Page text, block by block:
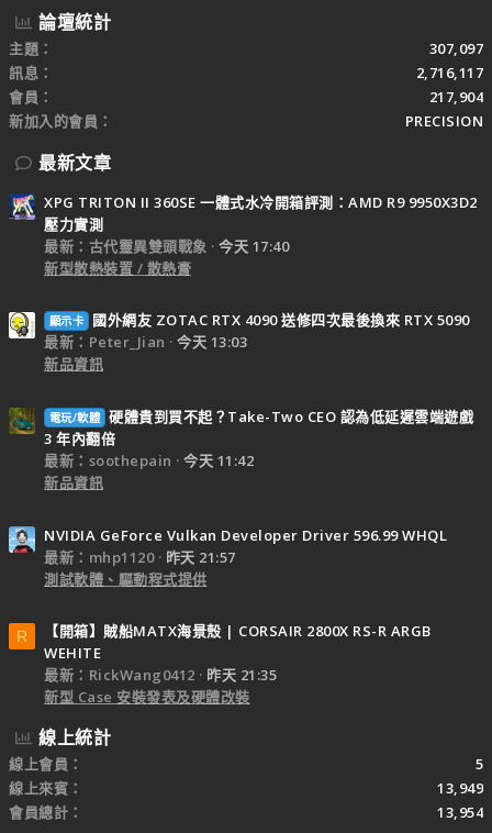
論壇統計
主題
307,097
訊息
2,716,117
會員
217,904
新加入的會員
PRECISION
最新文章
XPG TRITON II 360SE 一體式水冷開箱評測：AMD R9 9950X3D2
壓力實測
最新：古代靈異雙頭戰象
今天 17:40
新型散熱裝置 / 散熱膏
顯示卡
國外網友 ZOTAC RTX 4090 送修四次最後換來 RTX 5090
最新：Peter_Jian
今天 13:03
新品資訊
電玩/軟體 硬體貴到買不起？Take-Two CEO 認為低延遲雲端遊戲
3 年內翻倍
最新：soothepain
今天 11:42
新品資訊
NVIDIA GeForce Vulkan Developer Driver 596.99 WHQL
最新：mhp1120
昨天 21:57
測試軟體、驅動程式提供
R
【開箱】賊船MATX海景殼 | CORSAIR 2800X RS-R ARGB
WEHITE
最新：RickWang0412
昨天 21:35
新型 Case 安裝發表及硬體改裝
線上統計
線上會員
5
線上來賓
13,949
會員總計
13,954